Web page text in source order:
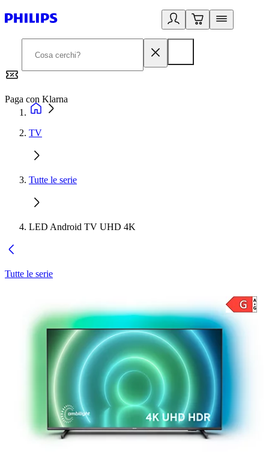
Paga con Klarna
TV
Tutte le serie
LED Android TV UHD 4K
Tutte le serie